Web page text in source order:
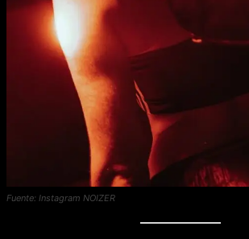
Fuente: Instagram NOIZER